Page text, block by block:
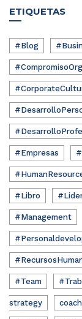
ETIQUETAS
#Blog
#Empresas
#Libro
#Management
#Team
strategy